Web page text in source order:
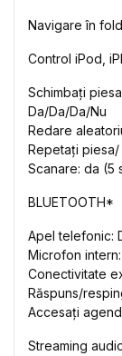
Navigare în
Control iPod,
Schimbați
Da/Da/Da/Nu
Redare
Repetați
Scanare: da (5
BLUETOOTH*
Apel telefonic:
Microfon
Conectivitate
Răspuns/
Accesați
Streaming